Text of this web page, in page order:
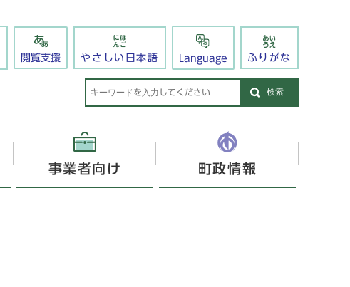
閲覧支援 やさしい日本語 Language ふりがな
検索
事業者向け 町政情報